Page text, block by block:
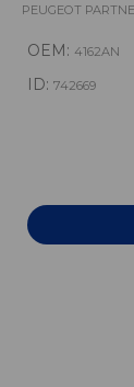
PEUGEOT
OEM: 4162AN
ID: 742669